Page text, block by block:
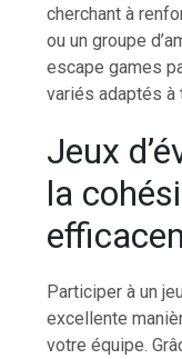
cherchant à
ou un groupe
escape games
variés adaptés
Jeux
la
Participer à un
excellente
votre équipe.